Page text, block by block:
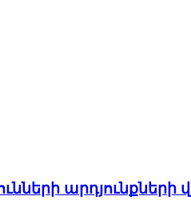
արդյունքների